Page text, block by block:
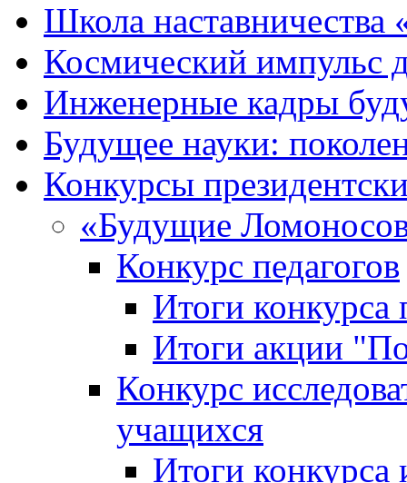
Школа
Космический импульс
Инженерные кадры
Будущее науки:
Конкурсы
«Будущие
Конкурс педагогов
Итоги конкурса
Итоги акции
Конкурс
учащихся
Итоги конкурса